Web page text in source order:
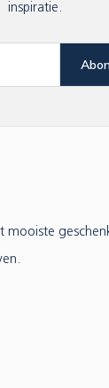
inspiratie.
mooiste